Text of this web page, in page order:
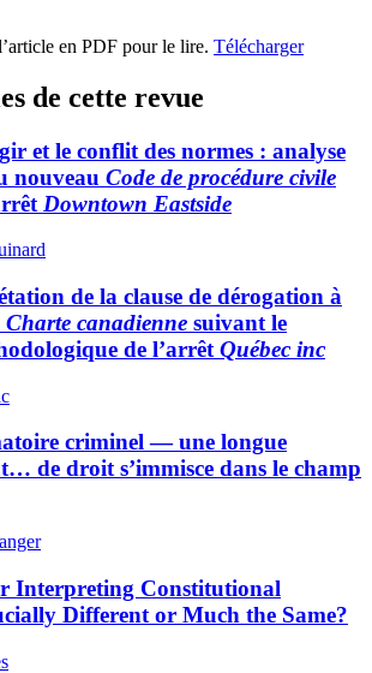
en PDF pour le lire. Télécharger
de cette revue
et le conflit des normes : analyse
nouveau Code de procédure civile
Downtown Eastside
de la clause de dérogation à
Charte canadienne suivant le
de l’arrêt Québec inc
criminel — une longue
de droit s’immisce dans le champ
Interpreting Constitutional
Different or Much the Same?